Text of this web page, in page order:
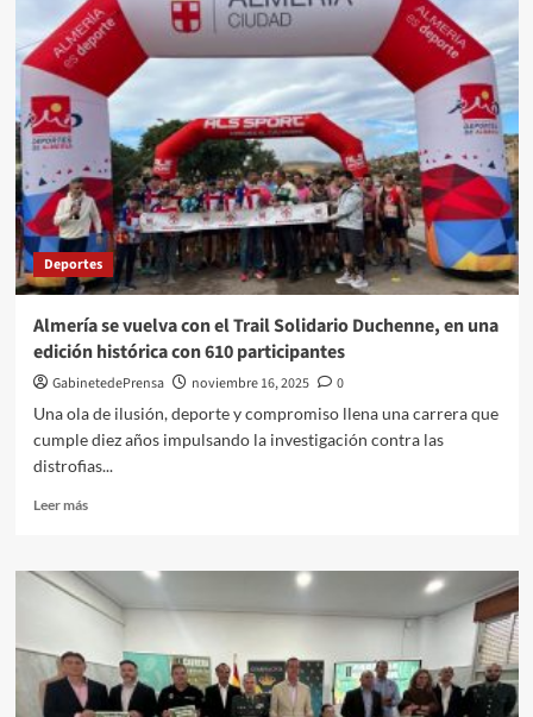
en
Tarragona
nueva
ilusionante
temporada
de
LALIGA
GENUINE
Moeve
Deportes
Almería se vuelva con el Trail Solidario Duchenne, en una
edición histórica con 610 participantes
GabinetedePrensa noviembre 16, 2025
0
Una ola de ilusión, deporte y compromiso llena una carrera que
cumple diez años impulsando la investigación contra las
distrofias...
Leer másLeer
Almería
se
vuelva
el
Trail
Solidario